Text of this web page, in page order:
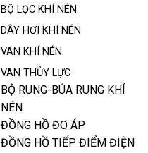
BỘ LỌC KHÍ NÉN
DÂY HƠI KHÍ NÉN
VAN KHÍ NÉN
VAN THỦY LỰC
BỘ RUNG-BÚA RUNG KHÍ
NÉN
ĐỒNG HỒ ĐO ÁP
ĐỒNG HỒ TIẾP ĐIỂM ĐIỆN